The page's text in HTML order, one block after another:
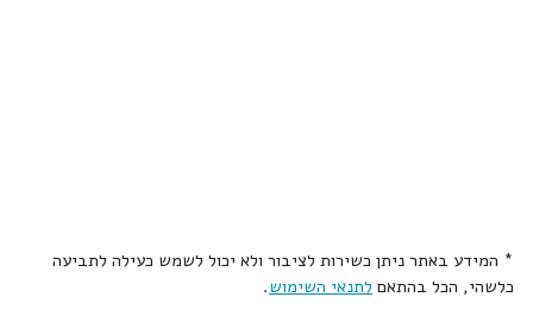
* המידע באתר ניתן כשירות לציבור ולא יכול לשמש כעילה לתביעה
כלשהי, הכל בהתאם לתנאי השימוש.